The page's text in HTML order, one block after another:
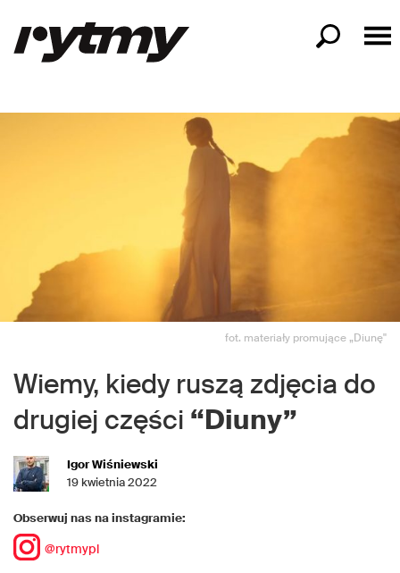
fot. materiały promujące „Diunę"
Wiemy, kiedy ruszą zdjęcia do
drugiej części “Diuny”
Igor Wiśniewski
19 kwietnia 2022
Obserwuj nas na instagramie:
@rytmypl